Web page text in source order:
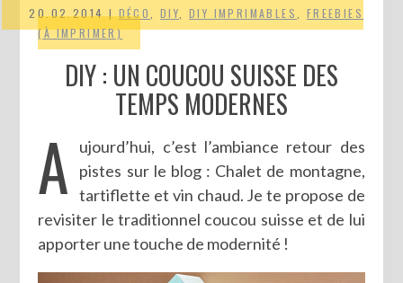
20.02.2014 |DÉCO ,DIY ,DIY IMPRIMABLES
FREEBIES
(À IMPRIMER)
DIY : UN COUCOU SUISSE DES
TEMPS MODERNES
A
ujourd’hui, c’est l’ambiance retour des
pistes sur le blog : Chalet de montagne,
tartiflette et vin chaud. Je te propose de
revisiter le traditionnel coucou suisse et de lui
apporter une touche de modernité !